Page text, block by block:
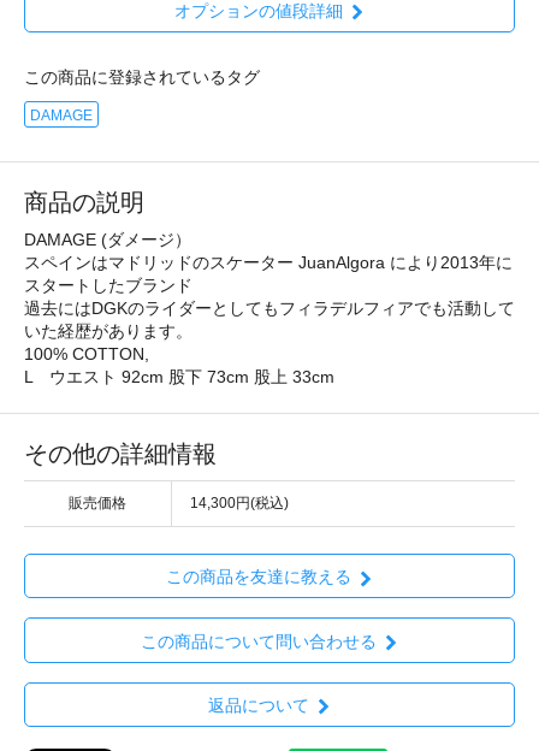
オプションの値段詳細
この商品に登録されているタグ
DAMAGE
商品の説明
DAMAGE (ダメージ）
スペインはマドリッドのスケーター JuanAlgora により2013年に
スタートしたブランド
過去にはDGKのライダーとしてもフィラデルフィアでも活動して
いた経歴があります。
100% COTTON,
L ウエスト 92cm 股下 73cm 股上 33cm
その他の詳細情報
販売価格 14,300円(税込)
この商品を友達に教える
この商品について問い合わせる
返品について